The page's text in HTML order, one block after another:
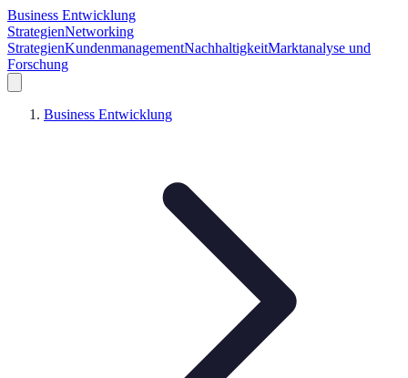
Business Entwicklung
StrategienNetworking
StrategienKundenmanagementNachhaltigkeitMarktanalyse und
Forschung
Business Entwicklung